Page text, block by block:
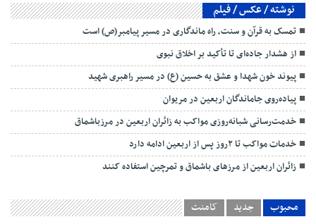
نوشته / عکس / فیلم
تمسک به قرآن و سنت، راه ماندگاری در مسیر پیامبر(ص) است
از هشدار جاده‌ای تا تأکید بر اخلاق نبوی
پیوند خون شهدا و عشق به حسین (ع) در مسیر راهبری شهید
پیاده‌روی جاماندگان اربعین در مریوان
خدمت‌رسانی شبانه‌روزی مواکب به زائران اربعین در مرزباشماق
خدمات مواکب تا ۲روز پس از اربعین ادامه دارد
زائران اربعین از مرزهای باشماق و تمرچین استفاده کنند
محبوب جدید کامنت